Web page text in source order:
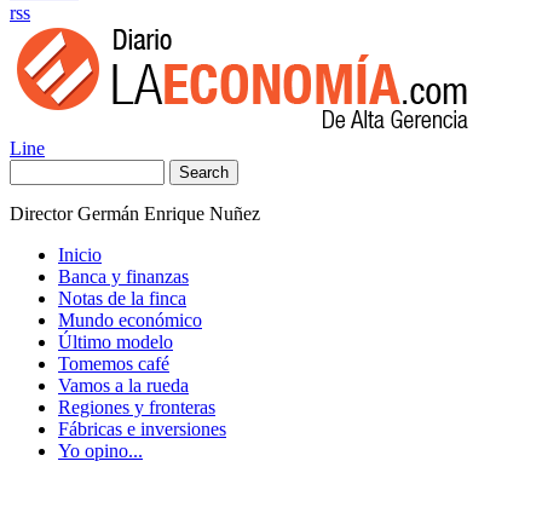
rss
Line
Search
Director Germán Enrique Nuñez
Inicio
Banca y finanzas
Notas de la finca
Mundo económico
Último modelo
Tomemos café
Vamos a la rueda
Regiones y fronteras
Fábricas e inversiones
Yo opino...